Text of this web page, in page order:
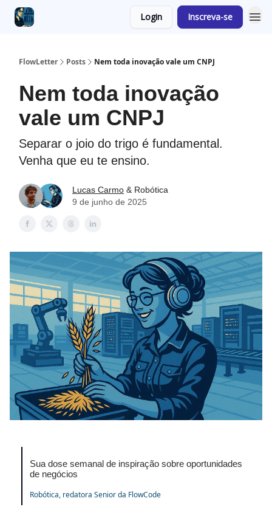
Login Inscreva-se
FlowLetter Posts Nem toda inovação vale um CNPJ
Nem toda inovação
vale um CNPJ
Separar o joio do trigo é fundamental.
Venha que eu te ensino.
Lucas Carmo & Robótica
9 de junho de 2025
Sua dose semanal de inspiração sobre oportunidades
de negócios
Robótica, redatora Senior da FlowCode